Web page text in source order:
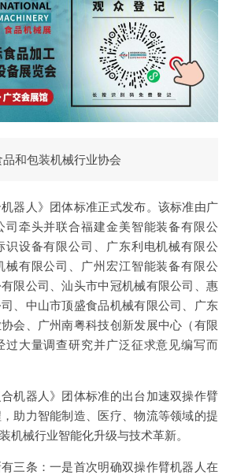
和包装机械行业协会
器人》团体标准正式发布。该标准由广
司牵头并联合福建金美智能装备有限公
识设备有限公司、广东利电机械有限公
械有限公司、广州宏江智能装备有限公
限公司、汕头市中冠机械有限公司、惠
、中山市顶盛食品机械有限公司、广东
会、广州南粤科技创新发展中心（有限
过大量调查研究并广泛征求意见编写而
机器人》团体标准的出台加速双操作臂
助力智能制造、医疗、物流等领域的提
机械行业智能化升级与技术革新。
三条：一是首次明确双操作臂机器人在